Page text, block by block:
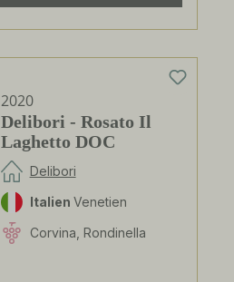
2020
Delibori - Rosato Il
Laghetto DOC
Delibori
Italien Venetien
Corvina, Rondinella